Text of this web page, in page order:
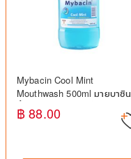
Mybacin Cool Mint
Mouthwash 500ml มายบาซิน
น้ำยาบ้วนปาก ลดกลิ่นปาก
฿ 88.00